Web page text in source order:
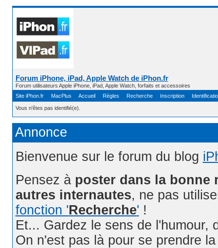
Forum iPhone, iPad, Apple Watch de iPhon.fr
Forum utilisateurs Apple iPhone, iPad, Apple Watch, forfaits et accessoires
Site iPhon.fr
MacPlus Accueil Règles Recherche Inscription
Vous n'êtes pas identifié(e).
Annonce
Bienvenue sur le forum du blog
Pensez à poster dans la bonne
autres internautes, ne pas
fonction 'Recherche' !
Et... Gardez le sens de l'humour,
On n'est pas là pour se prendre